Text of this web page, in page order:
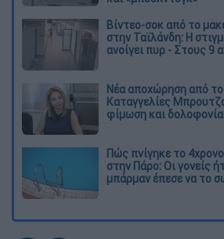
Βίντεο-σοκ από το
στην Ταϊλάνδη: Η
ανοίγει πυρ - Στους 9
Νέα αποχώρηση από
Καταγγελίες
φίμωση και
Πώς πνίγηκε το 4χρονο
στην Πάρο: Οι γονείς
μπάρμαν έπεσε να το